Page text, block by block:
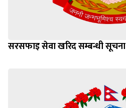
सरसफाइ सेवा खरिद सम्बन्धी सूचना